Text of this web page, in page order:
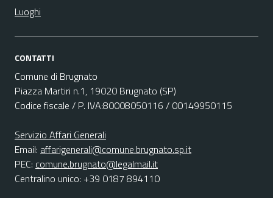
Luoghi
CONTATTI
Comune di Brugnato
Piazza Martiri n.1, 19020 Brugnato (SP)
Codice fiscale / P. IVA:80008050116 / 00149950115
Servizio Affari Generali
Email: affarigenerali@comune.brugnato.sp.it
PEC: comune.brugnato@legalmail.it
Centralino unico: +39 0187 894110